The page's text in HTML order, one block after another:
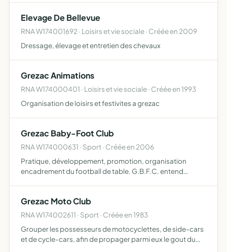
Elevage De Bellevue
RNA W174001692 · Loisirs et vie sociale · Créée en 2009
Dressage, élevage et entretien des chevaux
Grezac Animations
RNA W174000401 · Loisirs et vie sociale · Créée en 1993
Organisation de loisirs et festivites a grezac
Grezac Baby-Foot Club
RNA W174000631 · Sport · Créée en 2006
Pratique, développement, promotion, organisation
encadrement du football de table. G.B.F.C. entend
viol…
Grezac Moto Club
RNA W174002611 · Sport · Créée en 1983
Grouper les possesseurs de motocyclettes, de side-cars
et de cycle-cars, afin de propager parmi eux le gout du